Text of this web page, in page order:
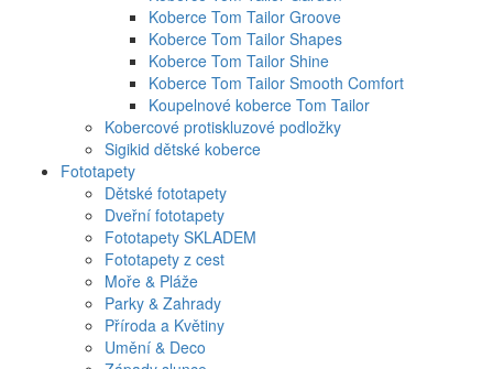
Koberce Tom Tailor Groove
Koberce Tom Tailor Shapes
Koberce Tom Tailor Shine
Koberce Tom Tailor Smooth Comfort
Koupelnové koberce Tom Tailor
Kobercové protiskluzové podložky
Sigikid dětské koberce
Fototapety
Dětské fototapety
Dveřní fototapety
Fototapety SKLADEM
Fototapety z cest
Moře & Pláže
Parky & Zahrady
Příroda a Květiny
Umění & Deco